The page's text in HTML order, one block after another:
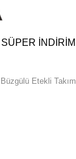
SÜPER İNDİRİM
Etekli Takım